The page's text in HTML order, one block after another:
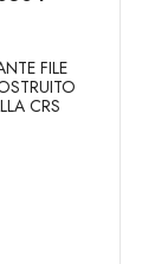
FILE
CRS